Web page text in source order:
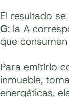
El resultado
G: la A
que
Para emitirlo
inmueble,
energéticas,